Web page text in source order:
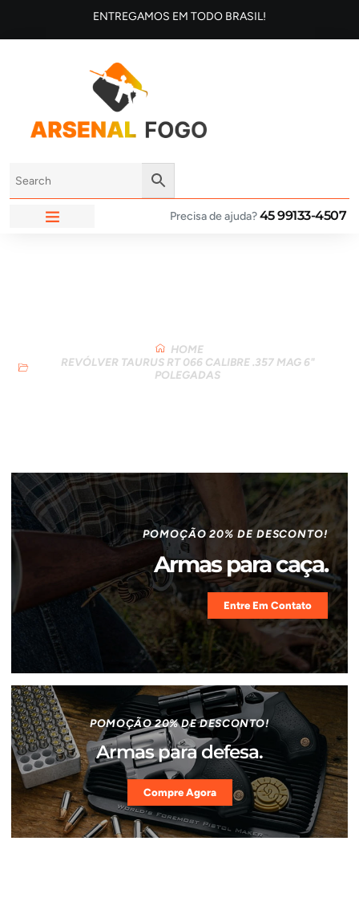
ENTREGAMOS EM TODO BRASIL!
Precisa de ajuda?45 99133-4507
HOME
REVÓLVER TAURUS RT 066 CALIBRE .357 MAG 6"
POLEGADAS
POMOÇÃO 20% DE DESCONTO!
Armas para caça.
Entre Em Contato
POMOÇÃO 20% DE DESCONTO!
Armas para defesa.
Compre Agora